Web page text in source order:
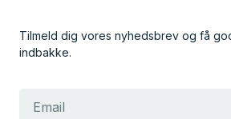
Tilmeld dig vores nyhedsbrev og få
indbakke.